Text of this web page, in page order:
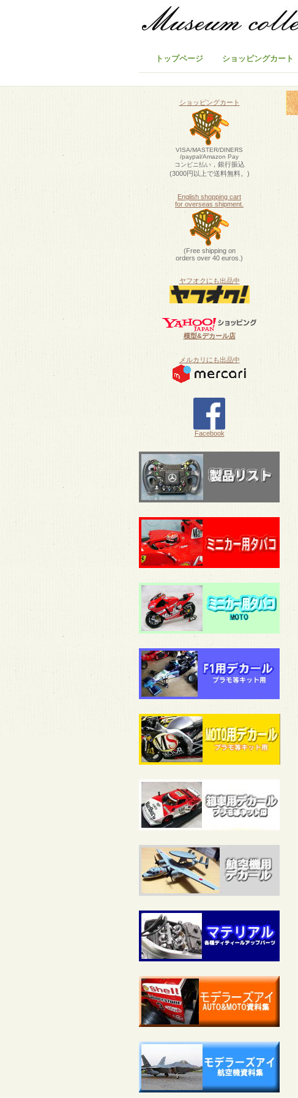
トップページ ショッピングカート
ショッピングカート
VISA/MASTER/DINERS
/paypal/Amazon Pay
コンビニ払い，銀行振込
(3000円以上で送料無料。)
English shopping cart
for overseas shipment.
(Free shipping on
orders over 40 euros.)
ヤフオクにも出品中
模型&デカール店
メルカリにも出品中
Facebook